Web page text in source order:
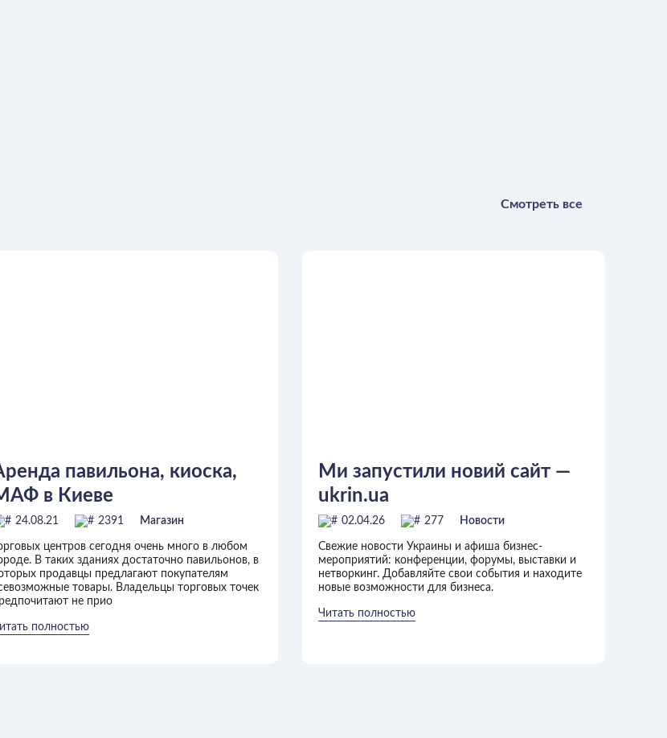
Смотреть все
павильона, киоска,
в Киеве
24.08.21 2391 Магазин
центров сегодня очень много в любом
В таких зданиях достаточно павильонов, в
продавцы предлагают покупателям
товары. Владельцы торговых точек
не прио
полностью
Ми запустили новий сайт —
ukrin.ua
02.04.26 277 Новости
Свежие новости Украины и афиша бизнес-
мероприятий: конференции, форумы, выставки и
нетворкинг. Добавляйте свои события и находите
новые возможности для бизнеса.
Читать полностью